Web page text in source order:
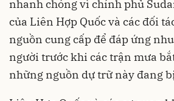
nhanh chóng vì chính phủ
của Liên Hợp Quốc và các đối
nguồn cung cấp để đáp ứng
người trước khi các trận mưa
những nguồn dự trữ này đang